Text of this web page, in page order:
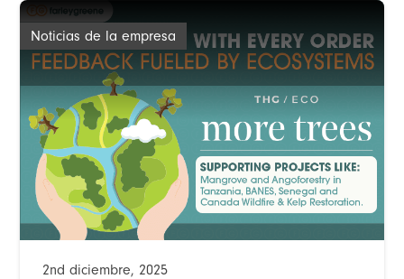
Noticias de la empresa
2nd diciembre, 2025